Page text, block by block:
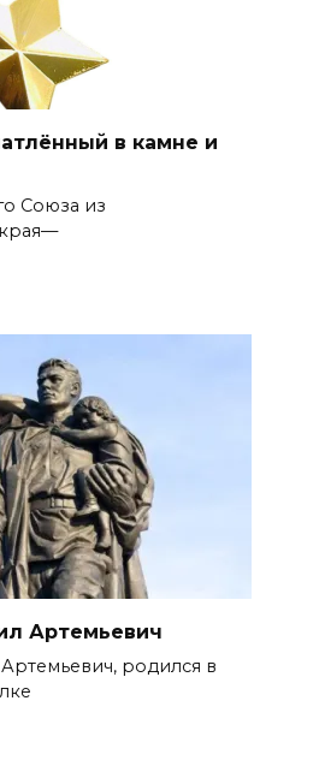
в камне и
Союза из
Артемьевич
родился в